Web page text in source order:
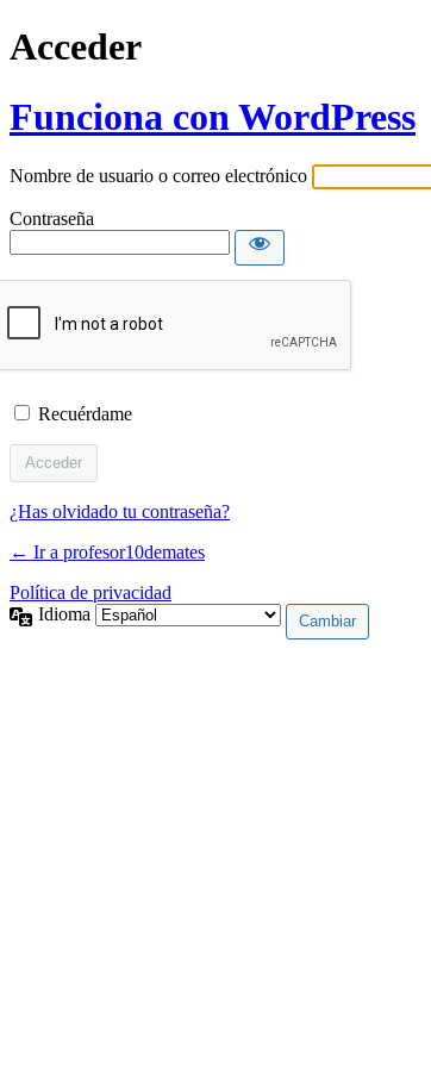
Acceder
Funciona con WordPress
Nombre de usuario o correo electrónico
Contraseña
Recuérdame
¿Has olvidado tu contraseña?
← Ir a profesor10demates
Política de privacidad
Idioma